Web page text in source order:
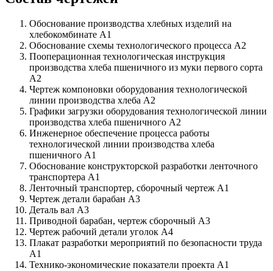
Обоснование производства хлебных изделий на
хлебокомбинате А1
Обоснование схемы технологического процесса А2
Пооперационная технологическая инструкция
производства хлеба пшеничного из муки первого сорта
А2
Чертеж компоновки оборудования технологической
линии производства хлеба А2
Графики загрузки оборудования технологической линии
производства хлеба пшеничного А2
Инженерное обеспечение процесса работы
технологической линии производства хлеба
пшеничного А1
Обоснование конструкторской разработки ленточного
транспортера А1
Ленточный транспортер, сборочный чертеж А1
Чертеж детали барабан А3
Деталь вал А3
Приводной барабан, чертеж сборочный А3
Чертеж рабочий детали уголок А4
Плакат разработки мероприятий по безопасности труда
А1
Технико-экономические показатели проекта А1